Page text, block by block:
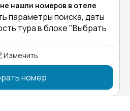
нашли номеров в отеле
параметры поиска, даты
тура в блоке "Выбрать
Изменить
номер